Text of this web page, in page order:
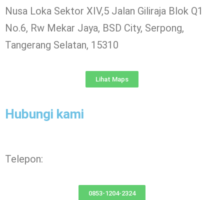
Nusa Loka Sektor XIV,5 Jalan Giliraja Blok Q1
No.6, Rw Mekar Jaya, BSD City, Serpong,
Tangerang Selatan, 15310
Lihat Maps
Hubungi kami
Telepon:
0853-1204-2324